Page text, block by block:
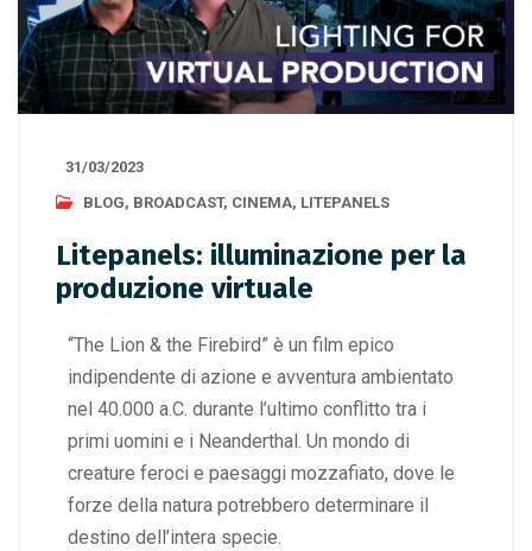
31/03/2023
BLOG, BROADCAST, CINEMA, LITEPANELS
Litepanels: illuminazione per la
produzione virtuale
“The Lion & the Firebird” è un film epico
indipendente di azione e avventura ambientato
nel 40.000 a.C. durante l’ultimo conflitto tra i
primi uomini e i Neanderthal. Un mondo di
creature feroci e paesaggi mozzafiato, dove le
forze della natura potrebbero determinare il
destino dell’intera specie.